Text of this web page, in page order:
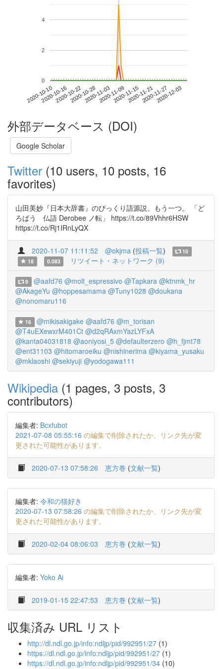
2020-10-102020-10-162020-10-222020-10-282020-11-032020-11-092020-11-152020-11-212020-11-272020-12-03
0
2
4
外部データベース (DOI)
Google Scholar
Twitter (10 users, 10 posts, 16
favorites)
山田美妙『日本大辞書』のびっくり語源説、もう一つ。 「ど
ろばう 仏語 Derobee ノ転」 https://t.co/89Vhhr6HSW
https://t.co/Rj1IRnLyQX
2020-11-07 11:11:52 @okjma (投稿一覧)
10
18
0.083 リツイート・ネットワーク (9)
9 @aafd76 @molt_espressivo @Tapkara @ktnmk_hr
@AkageYu @hoppesamama @Tuny1028 @doukana
@nonomaru116
16 @mikisakigake @aafd76 @m_torisan
@T4uEXewxrM401Ct @d2qRAxmYazLYFxA
@kanta04031818 @aoniyosi_5 @defaulterzero @h_fjmt78
@ent31103 @hitomaroeiku @nishinerima @kiyama_yusaku
@mklaoshi @sekiyuji @yodogawa111
Wikipedia (1 pages, 3 posts, 3
contributors)
編集者: Bcxfubot
2021-07-08 05:55:16 の編集で削除されたか、リンク先が変
更された可能性があります。
2020-07-13 07:58:26 恵方巻 (文献一覧)
編集者: 令和の猫好き
2020-07-13 07:58:26 の編集で削除されたか、リンク先が変
更された可能性があります。
2020-02-04 08:06:03 恵方巻 (文献一覧)
編集者: Yoko Ai
2019-01-15 22:47:53 恵方巻 (文献一覧)
収集済み URL リスト
http://dl.ndl.go.jp/info:ndljp/pid/992951/27 (1)
https://dl.ndl.go.jp/info:ndljp/pid/992951/27 (1)
https://dl.ndl.go.jp/info:ndljp/pid/992951/34 (10)